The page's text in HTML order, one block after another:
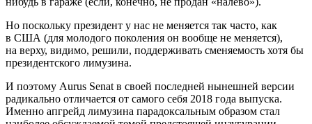
Но поскольку президент у нас не меняется так часто, как
в США (для молодого поколения он вообще не меняется),
на верху, видимо, решили, поддерживать сменяемость хотя бы
президентского лимузина.
И поэтому Aurus Senat в своей последней нынешней версии
радикально отличается от самого себя 2018 года выпуска.
Именно апгрейд лимузина парадоксальным образом стал